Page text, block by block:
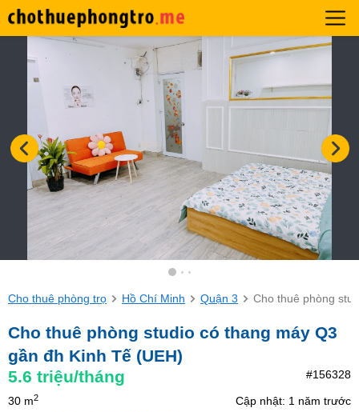
Cho thuê phòng trọ Hồ Chí Minh Quận 3 Cho thuê phòng
Cho thuê phòng studio có thang máy Q3
gần đh Kinh Tế (UEH)
5.6 triệu/tháng #156328
30 m2
Cập nhật: 1 năm trước